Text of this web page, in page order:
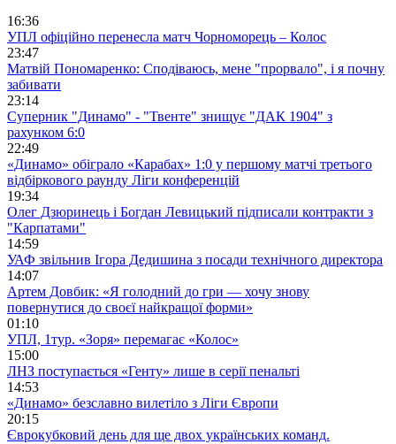
16:36
УПЛ офіційно перенесла матч Чорноморець – Колос
23:47
Матвій Пономаренко: Сподіваюсь, мене "прорвало", і я почну
забивати
23:14
Суперник "Динамо" - "Твенте" знищує "ДАК 1904" з
рахунком 6:0
22:49
«Динамо» обіграло «Карабах» 1:0 у першому матчі третього
відбіркового раунду Ліги конференцій
19:34
Олег Дзюринець і Богдан Левицький підписали контракти з
"Карпатами"
14:59
УАФ звільнив Ігора Дедишина з посади технічного директора
14:07
Артем Довбик: «Я голодний до гри — хочу знову
повернутися до своєї найкращої форми»
01:10
УПЛ, 1тур. «Зоря» перемагає «Колос»
15:00
ЛНЗ поступається «Генту» лише в серії пенальті
14:53
«Динамо» безславно вилетіло з Ліги Європи
20:15
Єврокубковий день для ще двох українських команд.